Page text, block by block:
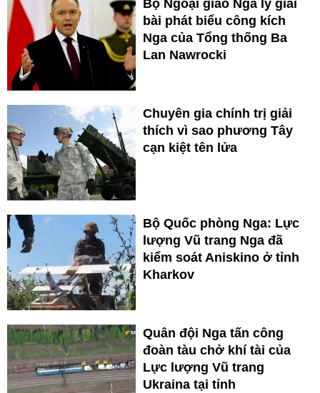
Bộ Ngoại giao Nga lý giải
bài phát biểu công kích
Nga của Tổng thống Ba
Lan Nawrocki
Chuyên gia chính trị giải
thích vì sao phương Tây
cạn kiệt tên lửa
Bộ Quốc phòng Nga: Lực
lượng Vũ trang Nga đã
kiểm soát Aniskino ở tỉnh
Kharkov
Quân đội Nga tấn công
đoàn tàu chở khí tài của
Lực lượng Vũ trang
Ukraina tại tỉnh